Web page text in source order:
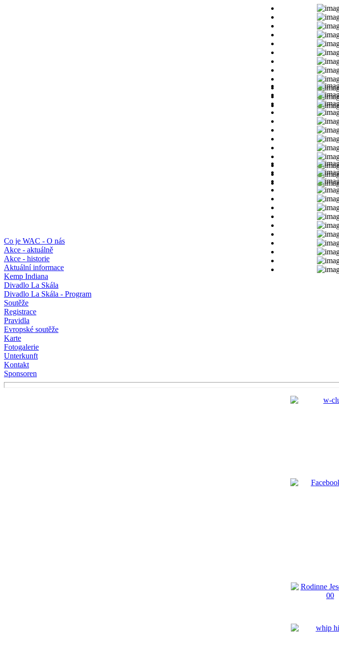
Co je WAC - O nás
Akce - aktuálně
Akce - historie
Aktuální informace
Kemp Indiana
Divadlo La Skála
Divadlo La Skála - Program
Soutěže
Registrace
Pravidla
Evropské soutěže
Karte
Fotogalerie
Unterkunft
Kontakt
Sponsoren